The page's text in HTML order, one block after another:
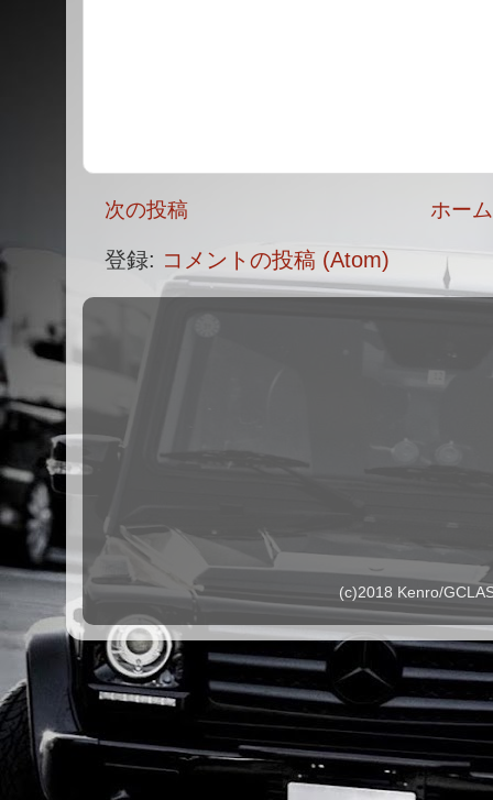
次の投稿 ホーム
登録: コメントの投稿 (Atom)
(c)2018 Kenro/